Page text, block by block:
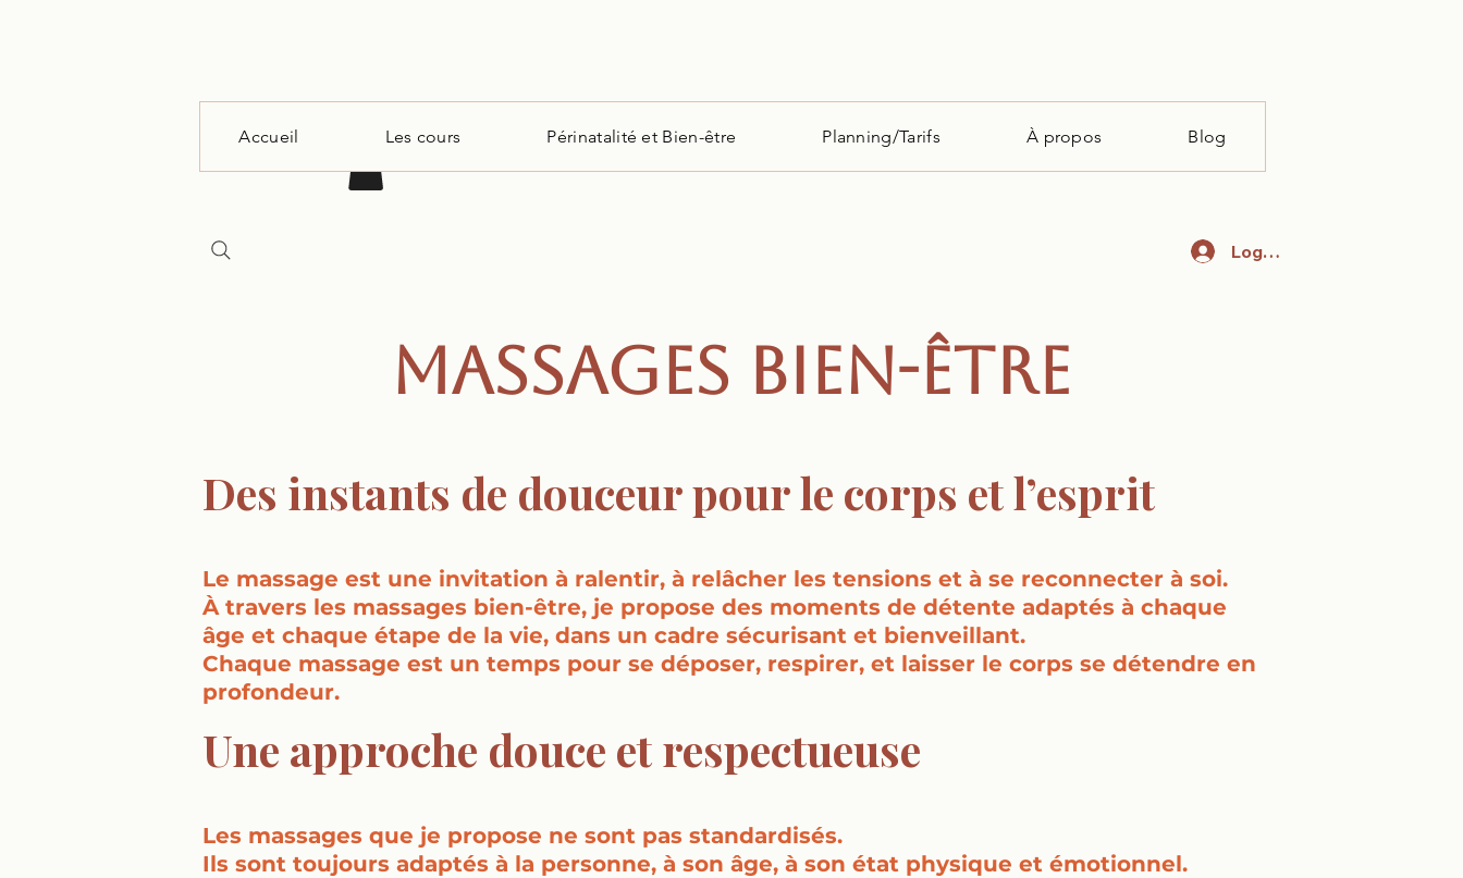
Accueil Les cours Périnatalité et Bien-être Planning/Tarifs À propos Blog
Log In
MASSAGES BIEN-ÊTRE
Des instants de douceur pour le corps et l’esprit
Le massage est une invitation à ralentir, à relâcher les tensions et à se reconnecter à soi.
À travers les massages bien-être, je propose des moments de détente adaptés à chaque
âge et chaque étape de la vie, dans un cadre sécurisant et bienveillant.
Chaque massage est un temps pour se déposer, respirer, et laisser le corps se détendre en
profondeur.
Une approche douce et respectueuse
Les massages que je propose ne sont pas standardisés.
Ils sont toujours adaptés à la personne, à son âge, à son état physique et émotionnel.